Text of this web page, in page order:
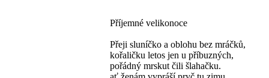
Příjemné velikonoce
Přeji sluníčko a oblohu bez mráčků,
kořaličku letos jen u příbuzných,
pořádný mrskut čili šlahačku.